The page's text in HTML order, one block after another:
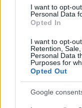
I want to opt-
Personal Data
Opted In
I want to opt-
Retention,
Personal Data
Purposes for
Opted Out
Google
μεταφορά